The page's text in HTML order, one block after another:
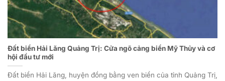
Đất biển Hải Lăng Quảng Trị: Cửa ngõ cảng biển Mỹ Thủy và cơ
hội đầu tư mới
Đất biển Hải Lăng, huyện đồng bằng ven biển của tỉnh Quảng Trị,